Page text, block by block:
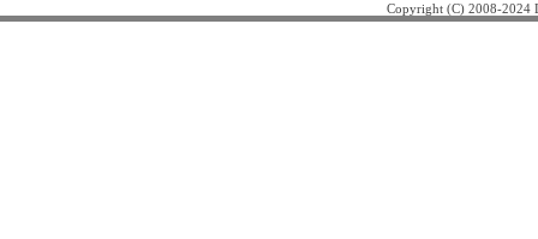
Copyright (C) 2008-2024